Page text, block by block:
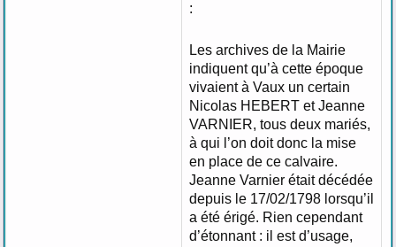
:
Les archives de la Mairie
indiquent qu’à cette époque
vivaient à Vaux un certain
Nicolas HEBERT et Jeanne
VARNIER, tous deux mariés,
à qui l’on doit donc la mise
en place de ce calvaire.
Jeanne Varnier était décédée
depuis le 17/02/1798 lorsqu’il
a été érigé. Rien cependant
d’étonnant : il est d’usage,